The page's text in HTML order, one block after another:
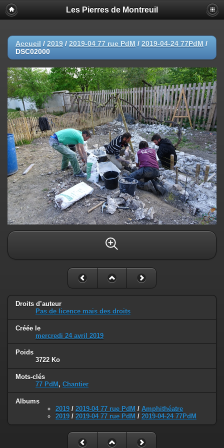
Les Pierres de Montreuil
Accueil / 2019 / 2019-04 77 rue PdM / 2019-04-24 77PdM /
DSC02000
Droits d’auteur
Pas de licence mais des droits
Créée le
mercredi 24 avril 2019
Poids
3722 Ko
Mots-clés
77 PdM , Chantier
Albums
2019 / 2019-04 77 rue PdM / Amphithéatre
2019 / 2019-04 77 rue PdM / 2019-04-24 77PdM